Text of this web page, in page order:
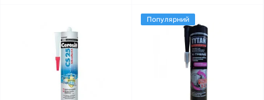
Популярний